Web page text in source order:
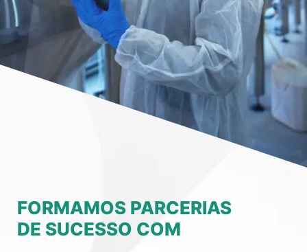
FORMAMOS PARCERIAS
DE SUCESSO COM